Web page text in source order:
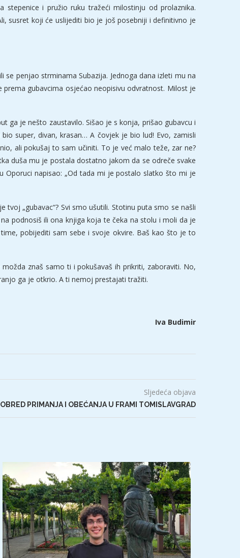
i pružio ruku tražeći milostinju od prolaznika.
susret koji će uslijediti bio je još posebniji i definitivno je
penjao strminama Subazija. Jednoga dana izleti mu na
gubavcima osjećao neopisivu odvratnost. Milost je
ga je nešto zaustavilo. Sišao je s konja, prišao gubavcu i
super, divan, krasan… A čovjek je bio lud! Evo, zamisli
ali pokušaj to sam učiniti. To je već malo teže, zar ne?
duša mu je postala dostatno jakom da se odreče svake
Oporuci napisao: „Od tada mi je postalo slatko što mi je
„gubavac“? Svi smo ušutili. Stotinu puta smo se našli
podnosiš ili ona knjiga koja te čeka na stolu i moli da je
pobijediti sam sebe i svoje okvire. Baš kao što je to
znaš samo ti i pokušavaš ih prikriti, zaboraviti. No,
ga je otkrio. A ti nemoj prestajati tražiti.
Iva Budimir
Sljedeća objava
OBRED PRIMANJA I OBEĆANJA U FRAMI TOMISLAVGRAD